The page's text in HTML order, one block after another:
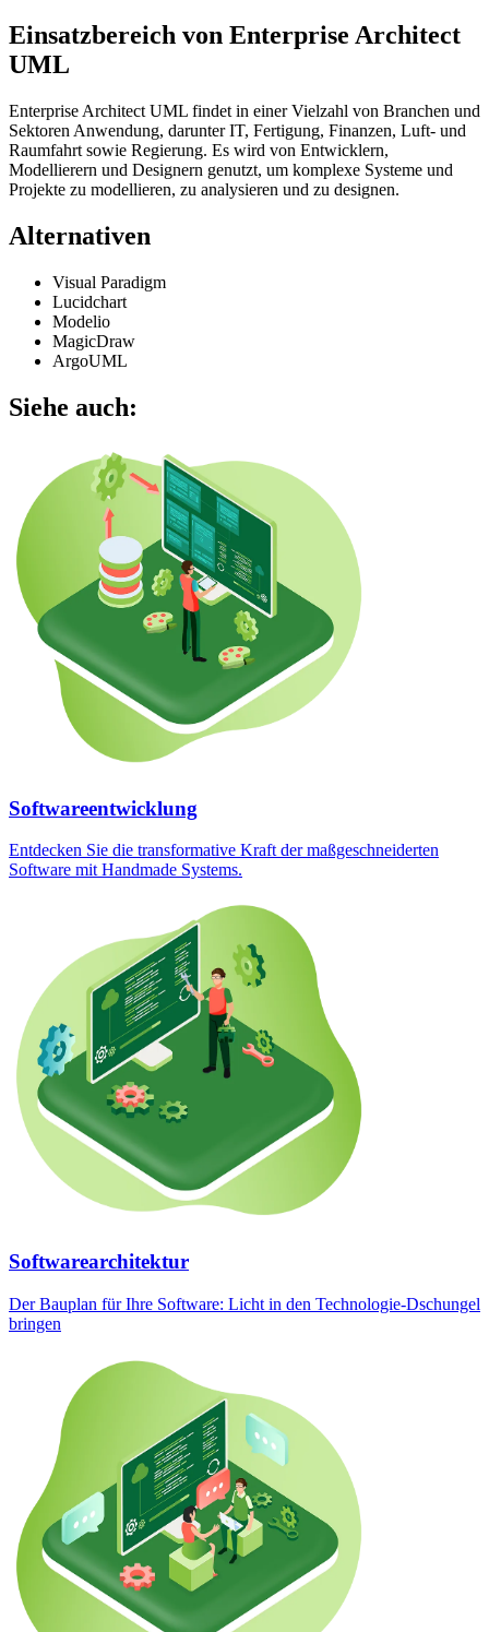
Einsatzbereich von Enterprise Architect
UML
Enterprise Architect UML findet in einer Vielzahl von Branchen und
Sektoren Anwendung, darunter IT, Fertigung, Finanzen, Luft- und
Raumfahrt sowie Regierung. Es wird von Entwicklern,
Modellierern und Designern genutzt, um komplexe Systeme und
Projekte zu modellieren, zu analysieren und zu designen.
Alternativen
Visual Paradigm
Lucidchart
Modelio
MagicDraw
ArgoUML
Siehe auch:
Softwareentwicklung
Entdecken Sie die transformative Kraft der maßgeschneiderten
Software mit Handmade Systems.
Softwarearchitektur
Der Bauplan für Ihre Software: Licht in den Technologie-Dschungel
bringen